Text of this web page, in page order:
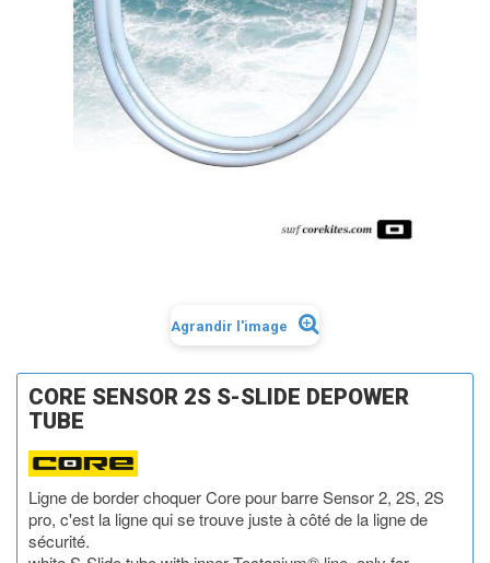
Agrandir l'image
CORE SENSOR 2S S-SLIDE DEPOWER
TUBE
Ligne de border choquer Core pour barre Sensor 2, 2S, 2S
pro, c'est la ligne qui se trouve juste à côté de la ligne de
sécurité.